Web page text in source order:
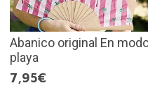
Abanico original En
playa
7,95€